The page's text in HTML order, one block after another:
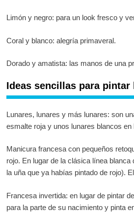
Limón y negro: para un look fresco y
Coral y blanco: alegría primaveral.
Dorado y amatista: las manos de una
Ideas sencillas para
Lunares, lunares y más lunares: son
esmalte roja y unos lunares blancos
Manicura francesa con pequeños
rojo. En lugar de la clásica línea
la uña que ya habías pintado de rojo).
Francesa invertida: en lugar de pintar
para la parte de su nacimiento y pinta